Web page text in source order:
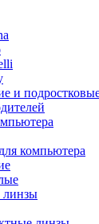
и
компьютера
линзы